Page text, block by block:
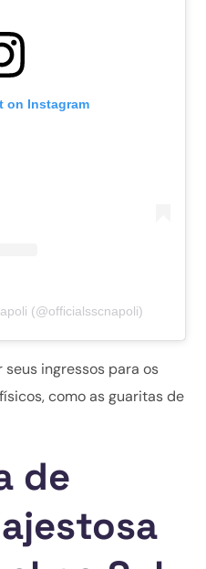
on Instagram
(@officialsscnapoli)
ingressos para os
como as guaritas de
de